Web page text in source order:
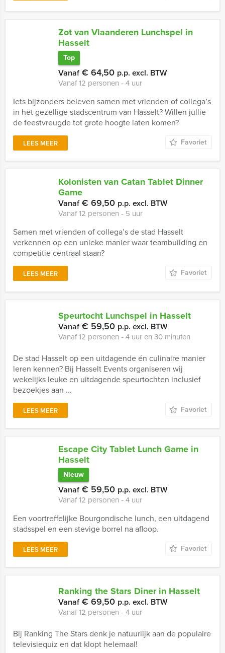
Zot van Vlaanderen Lunchspel in
Hasselt
Top
Vanaf€ 64,50 p.p. excl. BTW
Vanaf 12 personen ‐ 4 uur
Iets bijzonders beleven samen met vrienden of collega’s
in het gezellige stadscentrum van Hasselt? Willen jullie
de feestvreugde tot grote hoogte laten komen?
LEES MEER Favoriet
Kolonisten van Catan Tablet Dinner
Game
Vanaf€ 69,50 p.p. excl. BTW
Vanaf 12 personen ‐ 5 uur
Samen met vrienden of collega’s de stad Hasselt
verkennen op een unieke manier waar teambuilding en
competitie centraal staan?
LEES MEER Favoriet
Speurtocht Lunchspel in Hasselt
Vanaf€ 59,50 p.p. excl. BTW
Vanaf 12 personen ‐ 4 uur en 30 minuten
De stad Hasselt op een uitdagende én culinaire manier
leren kennen? Bij Hasselt Events organiseren wij
wekelijks leuke en uitdagende speurtochten inclusief
bezoekjes aan ...
LEES MEER Favoriet
Escape City Tablet Lunch Game in
Hasselt
Nieuw
Vanaf€ 59,50 p.p. excl. BTW
Vanaf 12 personen ‐ 4 uur
Een voortreffelijke Bourgondische lunch, een uitdagend
stadsspel en een stevige borrel na afloop.
LEES MEER Favoriet
Ranking the Stars Diner in Hasselt
Vanaf€ 69,50 p.p. excl. BTW
Vanaf 12 personen ‐ 4 uur
Bij Ranking The Stars denk je natuurlijk aan de populaire
televisiequiz en dat klopt helemaal!